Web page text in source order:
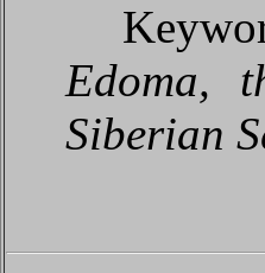
Edoma,
Siberian